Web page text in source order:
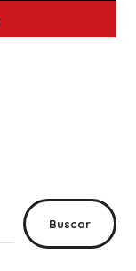
Buscar